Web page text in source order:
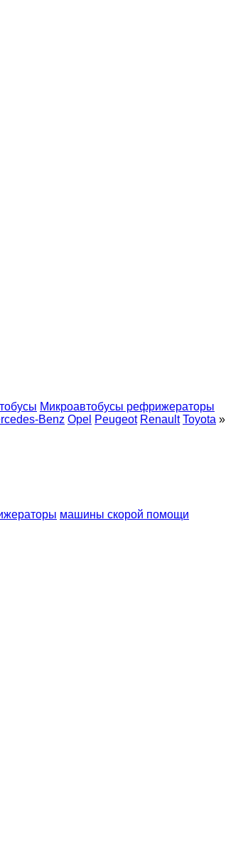
Микроавтобусы рефрижераторы
Benz Opel Peugeot Renault Toyota »
машины скорой помощи